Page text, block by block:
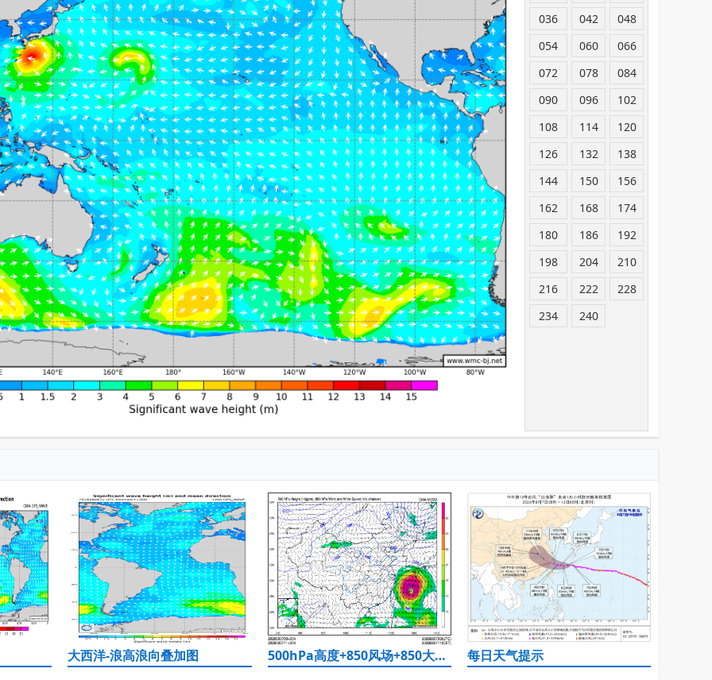
036
042
048
054
060
066
072
078
084
090
096
102
108
114
120
126
132
138
144
150
156
162
168
174
180
186
192
198
204
210
216
222
228
234
240
大西洋-浪高浪向叠加图 500hPa高度+850风场+850大风速（大于等于12） 每日天气提示